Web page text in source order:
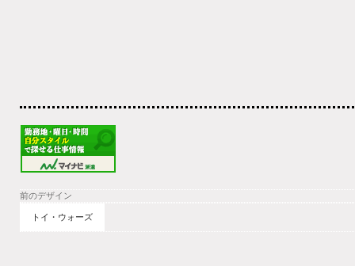
前のデザイン
トイ・ウォーズ